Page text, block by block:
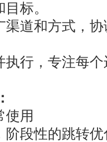
标。
道和方式，
行，专注每个
用
段性的跳转